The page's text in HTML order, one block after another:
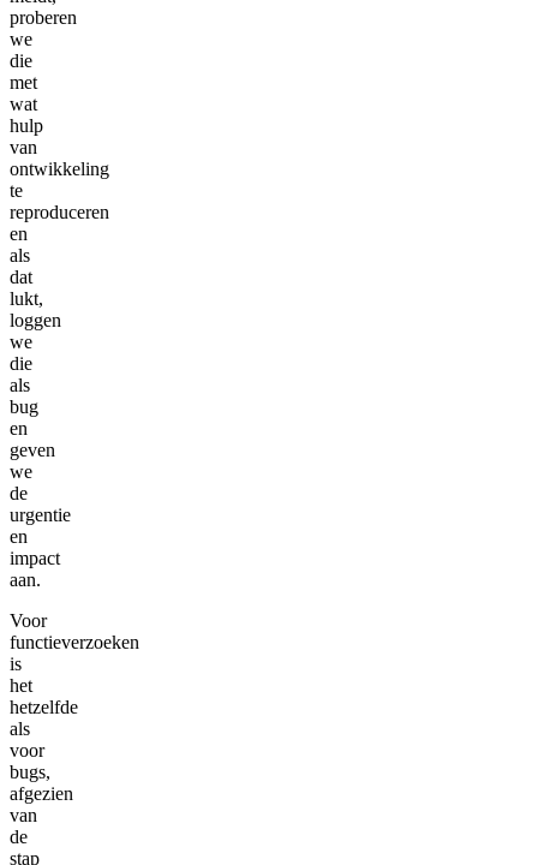
proberen
we
die
met
wat
hulp
van
ontwikkeling
te
reproduceren
en
als
dat
lukt,
loggen
we
die
als
bug
en
geven
we
de
urgentie
en
impact
aan.
Voor
functieverzoeken
is
het
hetzelfde
als
voor
bugs,
afgezien
van
de
stap